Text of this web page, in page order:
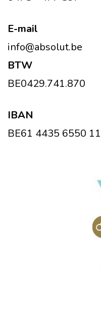
E-mail
info@absolut.be
BTW
BE0429.741.870
IBAN
BE61 4435 6550